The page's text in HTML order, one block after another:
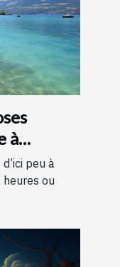
à
peu à
ou